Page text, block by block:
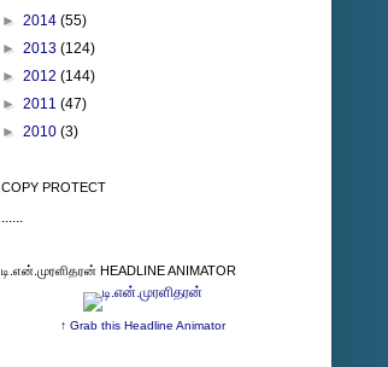
► 2014 (55)
► 2013 (124)
► 2012 (144)
► 2011 (47)
► 2010 (3)
COPY PROTECT
......
டி.என்.முரளிதரன் HEADLINE ANIMATOR
↑ Grab this Headline Animator